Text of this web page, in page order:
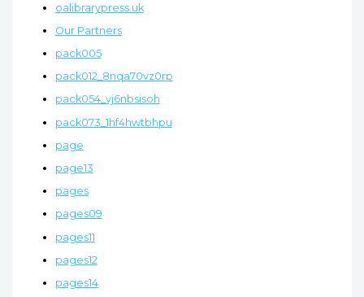
oalibrarypress.uk
Our Partners
pack005
pack012_8nqa70vz0rp
pack054_vj6nbsisoh
pack073_1hf4hwtbhpu
page
page13
pages
pages09
pages11
pages12
pages14